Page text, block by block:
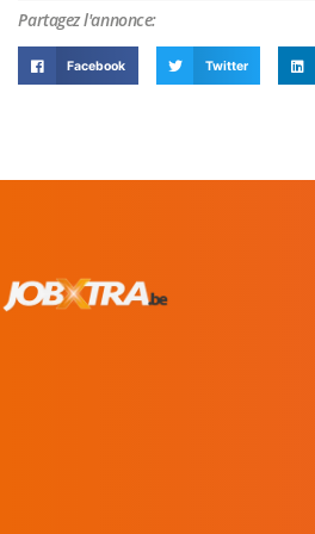
Partagez l'annonce:
Facebook Twitter